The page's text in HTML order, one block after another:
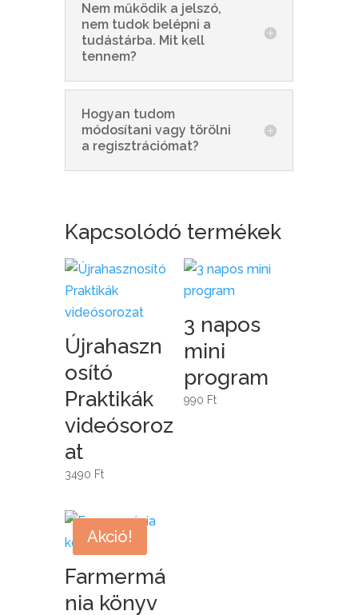
Nem működik a jelszó,
nem tudok belépni a
tudástárba. Mit kell
tennem?
Hogyan tudom
módosítani vagy törölni
a regisztrációmat?
Kapcsolódó termékek
Újrahaszn
osító
Praktikák
videósoroz
at
3490 Ft
3 napos
mini
program
990 Ft
Akció!
Farmermá
nia könyv